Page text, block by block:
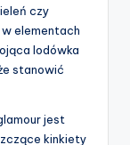
czy
elementach
lodówka
stanowić
jest
kinkiety